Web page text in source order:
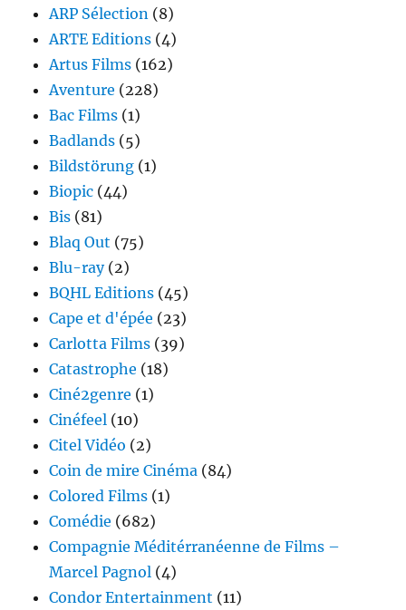
ARP Sélection (8)
ARTE Editions (4)
Artus Films (162)
Aventure (228)
Bac Films (1)
Badlands (5)
Bildstörung (1)
Biopic (44)
Bis (81)
Blaq Out (75)
Blu-ray(2)
BQHL Editions (45)
Cape et d'épée (23)
Carlotta Films (39)
Catastrophe (18)
Ciné2genre (1)
Cinéfeel (10)
Citel Vidéo (2)
Coin de mire Cinéma (84)
Colored Films (1)
Comédie (682)
Compagnie Méditérranéenne de Films –
Marcel Pagnol (4)
Condor Entertainment (11)